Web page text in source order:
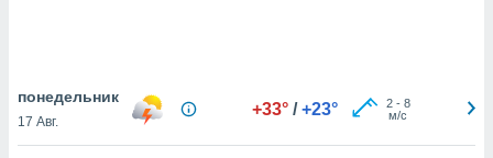
установки
понедельник
17 Авг.
+33° / +23° 2- 8
м/с